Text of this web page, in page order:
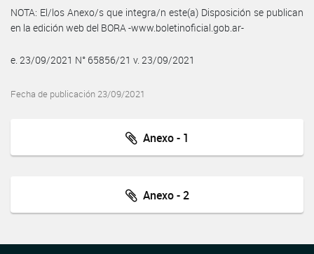
NOTA: El/los Anexo/s que integra/n este(a) Disposición se publican
en la edición web del BORA -www.boletinoficial.gob.ar-
e. 23/09/2021 N° 65856/21 v. 23/09/2021
Fecha de publicación 23/09/2021
Anexo - 1
Anexo - 2